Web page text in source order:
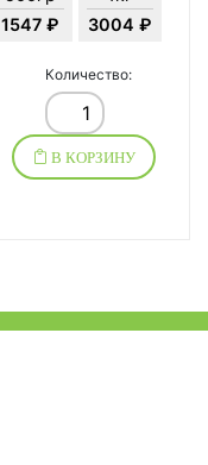
1547 ₽
3004 ₽
Количество:
В КОРЗИНУ